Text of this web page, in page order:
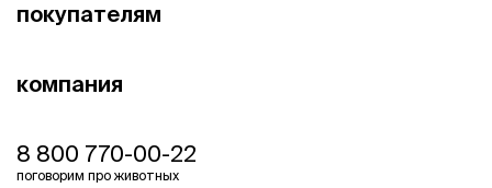
покупателям
компания
8 800 770-00-22
поговорим про животных